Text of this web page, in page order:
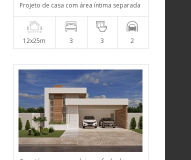
Projeto de casa com área íntima separada
12x25m 3 3 2